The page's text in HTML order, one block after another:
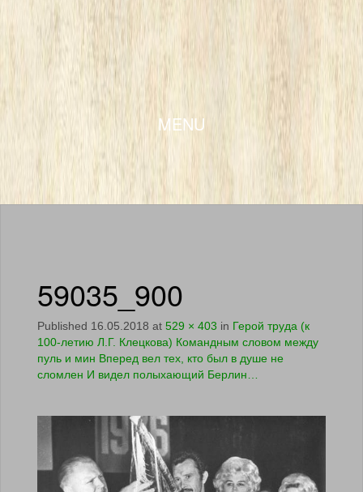
MENU
SKIP TO CONTENT
59035_900
Published 16.05.2018 at 529 × 403 in Герой труда (к
100-летию Л.Г. Клецкова) Командным словом между
пуль и мин Вперед вел тех, кто был в душе не
сломлен И видел полыхающий Берлин…